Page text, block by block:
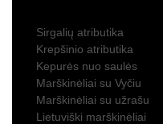
Sirgalių atributika
Krepšinio atributika
Kepurės nuo saulės
Marškinėliai su Vyčiu
Marškinėliai su užrašu
Lietuviški marškinėliai